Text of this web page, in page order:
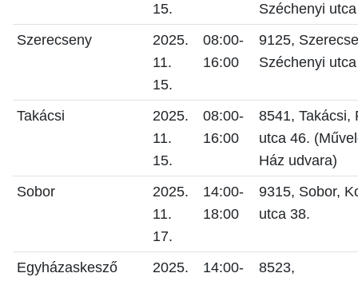
15.
Széchenyi
Szerecseny
2025.
11.
15.
08:00-
16:00
9125,
Széchenyi
Takácsi
2025.
11.
15.
08:00-
16:00
8541, Takácsi,
utca 46.
Ház udvara)
Sobor
2025.
11.
17.
14:00-
18:00
9315, Sobor,
utca 38.
Egyházaskesző
2025.
14:00-
8523,